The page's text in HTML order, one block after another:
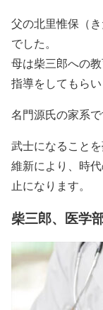
父の北里惟保（
でした。
母は柴三郎への
指導をしてもらい
名門源氏の家系で
武士になること
維新により、時
止になります。
柴三郎、医学